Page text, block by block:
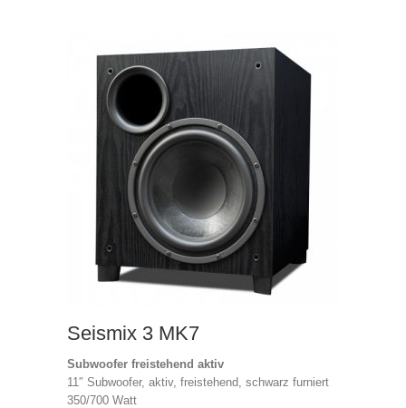
Seismix 3 MK7
Subwoofer freistehend aktiv
11″ Subwoofer, aktiv, freistehend, schwarz furniert
350/700 Watt